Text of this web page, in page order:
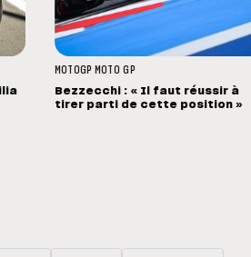
MOTOGP MOTO GP
Bezzecchi : « Il faut réussir à
tirer parti de cette position »